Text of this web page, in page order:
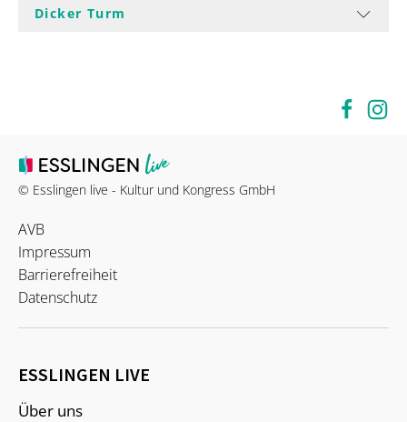
Dicker Turm
© Esslingen live - Kultur und Kongress GmbH
AVB
Impressum
Barrierefreiheit
Datenschutz
ESSLINGEN LIVE
Über uns